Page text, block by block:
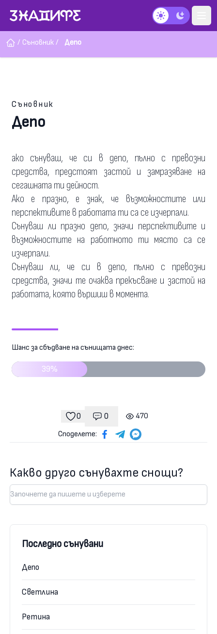
Тъмен режим
/ Съновник / Депо
Съновник
Депо
ако сънуваш, че си в депо, пълно с превозни
средства, предстоят застой и замразяване на
сегашната ти дейност.
Ако е празно, е знак, че възможностите или
перспективите в работата ти са се изчерпали.
Сънуваш ли празно депо, значи перспективите и
възможностите на работното ти място са се
изчерпали.
Сънуваш ли, че си в депо, пълно с превозни
средства, значи те очаква прекъсване и застой на
работата, която вършиш в момента.
Шанс за сбъдване на сънищата днес:
39%
0
харесвания
0
Коментари
470
гледания
Споделете:
Какво друго сънувахте снощи?
Последно сънувани
Депо
Светлина
Ретина